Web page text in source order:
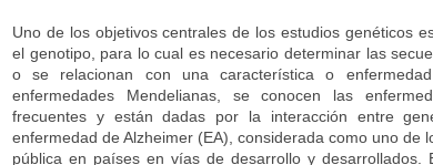
Uno de los objetivos centrales de los estudios genéticos
el genotipo, para lo cual es necesario determinar las
o se relacionan con una característica o
enfermedades Mendelianas, se conocen las
frecuentes y están dadas por la interacción entre
enfermedad de Alzheimer (EA), considerada como uno de
pública en países en vías de desarrollo y desarrollados.